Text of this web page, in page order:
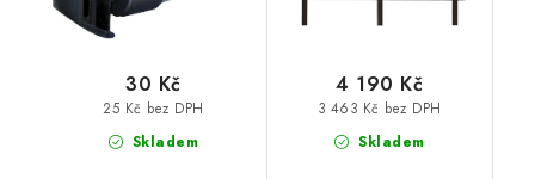
Skladem
25 Kč bez DPH
30 Kč
Skladem
3 463 Kč bez DPH
4 190 Kč